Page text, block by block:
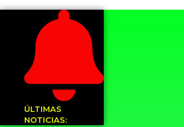
ÚLTIMAS
NOTICIAS: